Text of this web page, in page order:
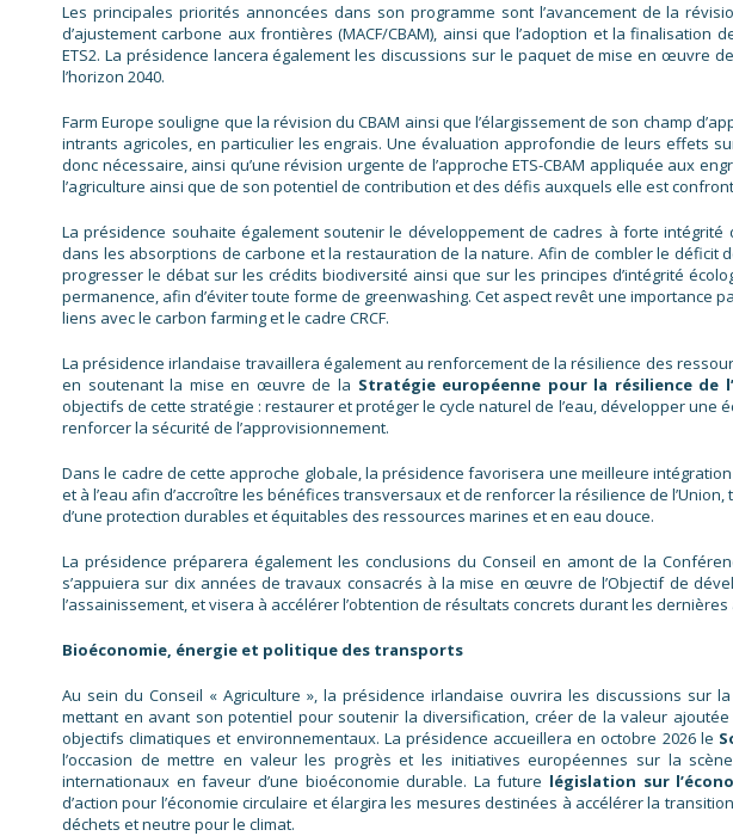
Les principales priorités annoncées dans son programme sont l’avancement de la
d’ajustement carbone aux frontières (MACF/CBAM), ainsi que l’adoption et la finalisation
ETS2. La présidence lancera également les discussions sur le paquet de mise en œuvre
l’horizon 2040.
Farm Europe souligne que la révision du CBAM ainsi que l’élargissement de son champ
intrants agricoles, en particulier les engrais. Une évaluation approfondie de leurs effets
donc nécessaire, ainsi qu’une révision urgente de l’approche ETS-CBAM appliquée aux
l’agriculture ainsi que de son potentiel de contribution et des défis auxquels elle est
La présidence souhaite également soutenir le développement de cadres à forte
dans les absorptions de carbone et la restauration de la nature. Afin de combler le déficit
progresser le débat sur les crédits biodiversité ainsi que sur les principes d’intégrité
permanence, afin d’éviter toute forme de greenwashing. Cet aspect revêt une importance
liens avec le carbon farming et le cadre CRCF.
La présidence irlandaise travaillera également au renforcement de la résilience des
en soutenant la mise en œuvre de la Stratégie européenne pour la résilience de
objectifs de cette stratégie : restaurer et protéger le cycle naturel de l’eau, développer une
renforcer la sécurité de l’approvisionnement.
Dans le cadre de cette approche globale, la présidence favorisera une meilleure
et à l’eau afin d’accroître les bénéfices transversaux et de renforcer la résilience de
d’une protection durables et équitables des ressources marines et en eau douce.
La présidence préparera également les conclusions du Conseil en amont de la
s’appuiera sur dix années de travaux consacrés à la mise en œuvre de l’Objectif de
l’assainissement, et visera à accélérer l’obtention de résultats concrets durant les dernières
Bioéconomie, énergie et politique des transports
Au sein du Conseil « Agriculture », la présidence irlandaise ouvrira les discussions sur
mettant en avant son potentiel pour soutenir la diversification, créer de la valeur
objectifs climatiques et environnementaux. La présidence accueillera en octobre 2026 le
l’occasion de mettre en valeur les progrès et les initiatives européennes sur la
internationaux en faveur d’une bioéconomie durable. La future législation sur
d’action pour l’économie circulaire et élargira les mesures destinées à accélérer la
déchets et neutre pour le climat.